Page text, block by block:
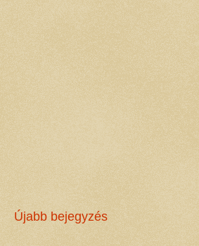
Újabb bejegyzés